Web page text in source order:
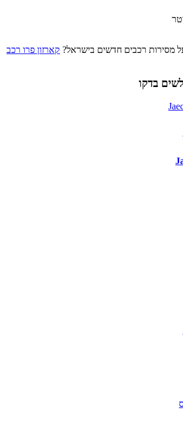
מסירות רכבים חדשים בישראל? קארזון פרו רכב
בדקו